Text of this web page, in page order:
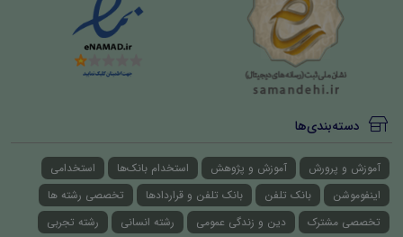
دسته‌بندی‌ها
آموزش و پرورش آموزش و پژوهش استخدام بانک‌ها
استخدامی
اینفوموشن
بانک تلفن بانک تلفن و قراردادها
تخصصی رشته ها
تخصصی مشترک
دین و زندگی عمومی رشته انسانی رشته تجربی